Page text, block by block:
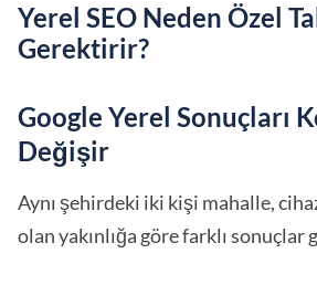
Yerel SEO Neden Özel
Gerektirir?
Google Yerel Sonuçları
Değişir
Aynı şehirdeki iki kişi mahalle,
olan yakınlığa göre farklı sonuçlar